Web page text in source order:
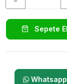
Sepete